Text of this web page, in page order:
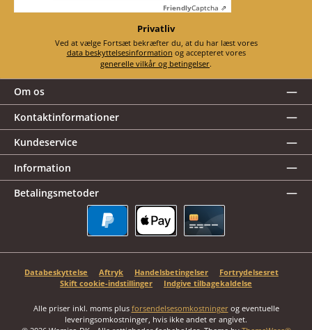
FriendlyCaptcha ⇗
Privatliv
Ved at vælge Fortsæt bekræfter du, at du har læst vores
data beskyttelsesinformation
og accepteret vores
generelle vilkår og betingelser.
Om os
Kontaktinformationer
Kundeservice
Information
Betalingsmetoder
Databeskyttelse Aftryk Handelsbetingelser
Fortrydelsesret
Skift cookie-indstillinger
Indgive tilbagekaldelse
Alle priser inkl. moms plus forsendelsesomkostningerog eventuelle
leveringsomkostninger, hvis ikke andet er angivet.